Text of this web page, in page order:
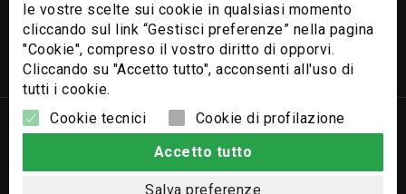
Cookie
Privacy Policy
© 2026 - Nomi e immagini di sistemi e prodotti che appaiono
su questo sito sono Copyright e/o Marchi Registrati dei
rispettivi produttori.
le vostre scelte sui cookie in qualsiasi momento
cliccando sul link “Gestisci preferenze” nella pagina
"Cookie", compreso il vostro diritto di opporvi.
Cliccando su "Accetto tutto", acconsenti all'uso di
tutti i cookie.
Cookie tecnici
Cookie di profilazione
Accetto tutto
Salva preferenze